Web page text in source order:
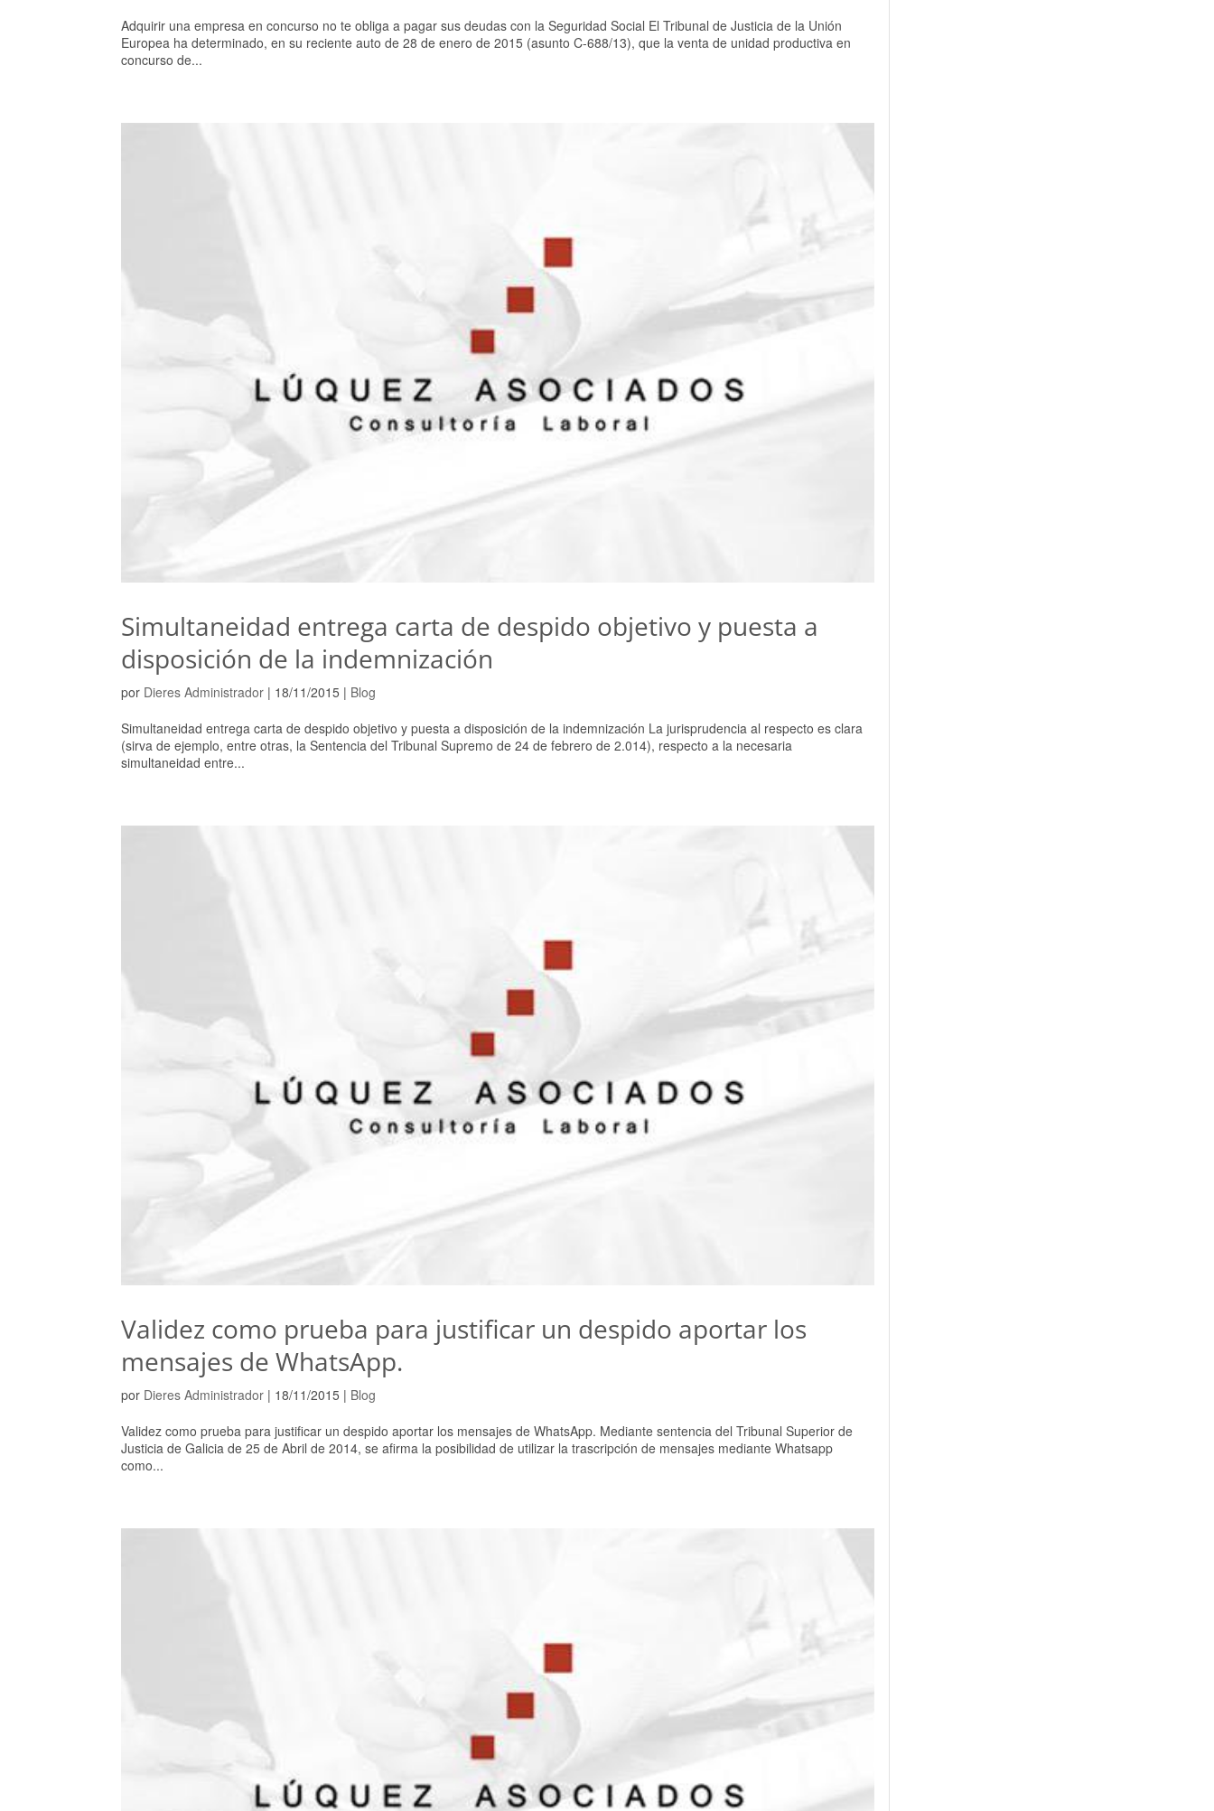
Adquirir una empresa en concurso no te obliga a pagar sus deudas con la Seguridad Social El Tribunal de Justicia de la Unión
Europea ha determinado, en su reciente auto de 28 de enero de 2015 (asunto C-688/13), que la venta de unidad productiva en
concurso de...
Simultaneidad entrega carta de despido objetivo y puesta a
disposición de la indemnización
por Dieres Administrador | 18/11/2015 | Blog
Simultaneidad entrega carta de despido objetivo y puesta a disposición de la indemnización La jurisprudencia al respecto es clara
(sirva de ejemplo, entre otras, la Sentencia del Tribunal Supremo de 24 de febrero de 2.014), respecto a la necesaria
simultaneidad entre...
Validez como prueba para justificar un despido aportar los
mensajes de WhatsApp.
por Dieres Administrador | 18/11/2015 | Blog
Validez como prueba para justificar un despido aportar los mensajes de WhatsApp. Mediante sentencia del Tribunal Superior de
Justicia de Galicia de 25 de Abril de 2014, se afirma la posibilidad de utilizar la trascripción de mensajes mediante Whatsapp
como...